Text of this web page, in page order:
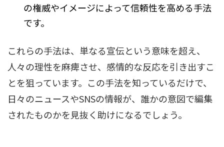
の権威やイメージによって信頼性を高める手法
です。
これらの手法は、単なる宣伝という意味を超え、
人々の理性を麻痺させ、感情的な反応を引き出すこ
とを狙っています。この手法を知っているだけで、
日々のニュースやSNSの情報が、誰かの意図で編集
されたものかを見抜く助けになるでしょう。